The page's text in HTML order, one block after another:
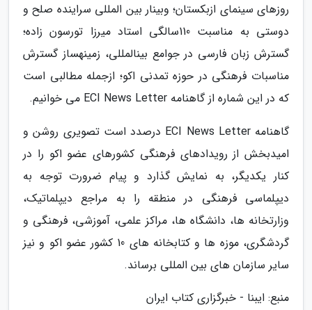
روزهای سینمای ازبکستان؛ وبینار بین المللی سراینده صلح و
دوستی به مناسبت 110سالگی استاد میرزا تورسون زاده؛
گسترش زبان فارسی در جوامع بینالمللی، زمینهساز گسترش
مناسبات فرهنگی در حوزه تمدنی اکو؛ ازجمله مطالبی است
که در این شماره از گاهنامه ECI News Letter می خوانیم.
گاهنامه ECI News Letter درصدد است تصویری روشن و
امیدبخش از رویدادهای فرهنگی کشورهای عضو اکو را در
کنار یکدیگر، به نمایش گذارد و پیام ضرورت توجه به
دیپلماسی فرهنگی در منطقه را به مراجع دیپلماتیک،
وزارتخانه ها، دانشگاه ها، مراکز علمی، آموزشی، فرهنگی و
گردشگری، موزه ها و کتابخانه های 10 کشور عضو اکو و نیز
سایر سازمان های بین المللی برساند.
منبع: ایبنا - خبرگزاری کتاب ایران